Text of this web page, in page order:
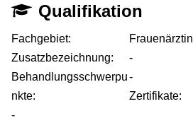
Qualifikation
Fachgebiet:
Frauenärztin
Zusatzbezeichnung:
-
Behandlungsschwerpu
nkte:
-
Zertifikate:
-